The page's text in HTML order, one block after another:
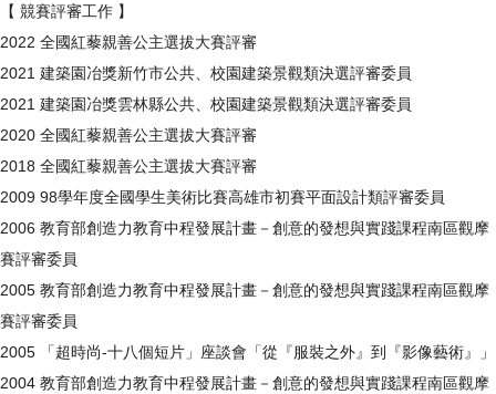
【 競賽評審工作 】
2022 全國紅藜親善公主選拔大賽評審
2021 建築園冶獎新竹市公共、校園建築景觀類決選評審委員
2021 建築園冶獎雲林縣公共、校園建築景觀類決選評審委員
2020 全國紅藜親善公主選拔大賽評審
2018 全國紅藜親善公主選拔大賽評審
2009 98學年度全國學生美術比賽高雄市初賽平面設計類評審委員
2006 教育部創造力教育中程發展計畫－創意的發想與實踐課程南區觀摩
賽評審委員
2005 教育部創造力教育中程發展計畫－創意的發想與實踐課程南區觀摩
賽評審委員
2005 「超時尚-十八個短片」座談會「從『服裝之外』到『影像藝術』」
2004 教育部創造力教育中程發展計畫－創意的發想與實踐課程南區觀摩